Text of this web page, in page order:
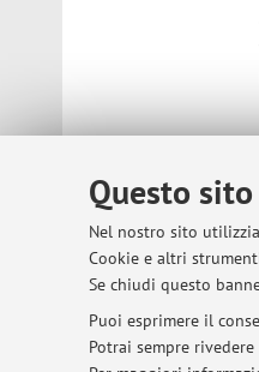
Questo
Nel nostro sito
Cookie e altri
Se chiudi questo
Puoi esprimere il
Potrai sempre